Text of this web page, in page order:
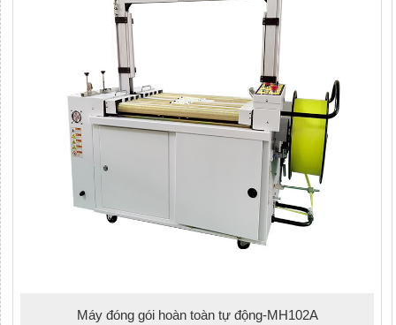
Máy đóng gói hoàn toàn tự động-MH102A